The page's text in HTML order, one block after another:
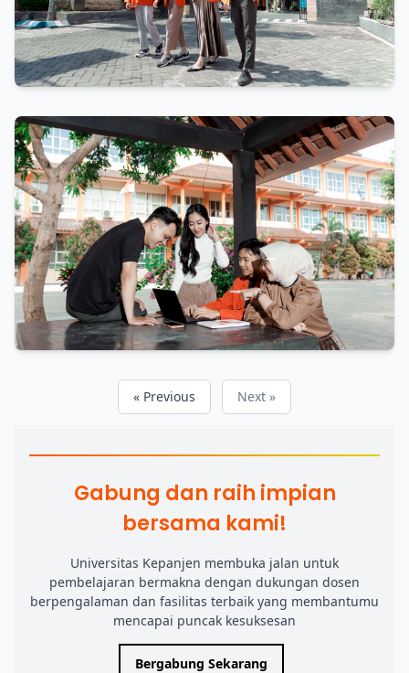
« Previous Next »
Gabung dan raih impian
bersama kami!
Universitas Kepanjen membuka jalan untuk
pembelajaran bermakna dengan dukungan dosen
berpengalaman dan fasilitas terbaik yang membantumu
mencapai puncak kesuksesan
Bergabung Sekarang